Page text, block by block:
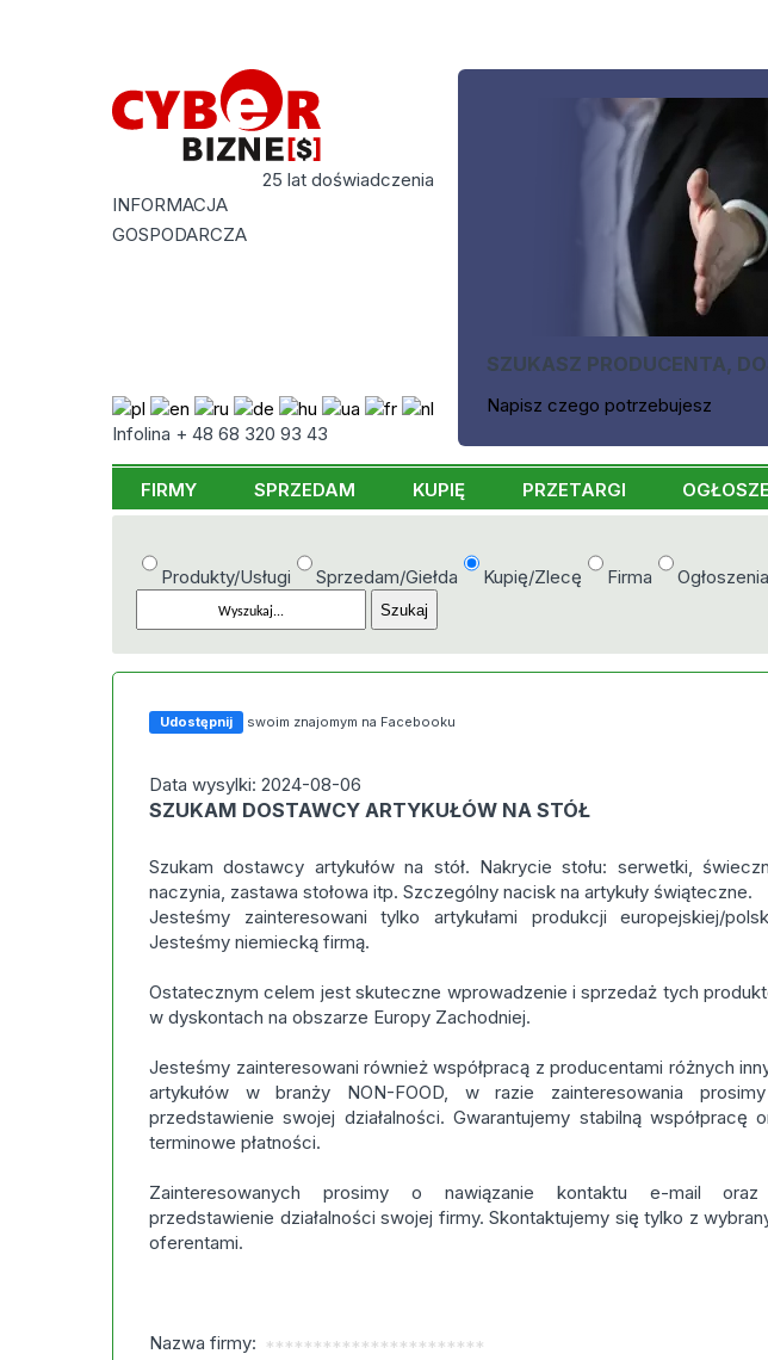
25 lat doświadczenia
INFORMACJA
GOSPODARCZA
Infolina + 48 68 320 93 43
SZUKASZ PRODUCENTA,
Napisz czego potrzebujesz
FIRMY SPRZEDAM KUPIĘ PRZETARGI
Produkty/Usługi Sprzedam/Giełda Kupię/Zlecę Firma Ogłoszenia
Udostępnij swoim znajomym na Facebooku
Data wysylki: 2024-08-06
SZUKAM DOSTAWCY ARTYKUŁÓW NA STÓŁ
Szukam dostawcy artykułów na stół. Nakrycie stołu: serwetki,
naczynia, zastawa stołowa itp. Szczególny nacisk na artykuły świąteczne.
Jesteśmy zainteresowani tylko artykułami produkcji europejskiej/
Jesteśmy niemiecką firmą.
Ostatecznym celem jest skuteczne wprowadzenie i sprzedaż tych
w dyskontach na obszarze Europy Zachodniej.
Jesteśmy zainteresowani również współpracą z producentami różnych
artykułów w branży NON-FOOD, w razie zainteresowania
przedstawienie swojej działalności. Gwarantujemy stabilną współpracę
terminowe płatności.
Zainteresowanych prosimy o nawiązanie kontaktu e-mail
przedstawienie działalności swojej firmy. Skontaktujemy się tylko z
oferentami.
Nazwa firmy: ***********************